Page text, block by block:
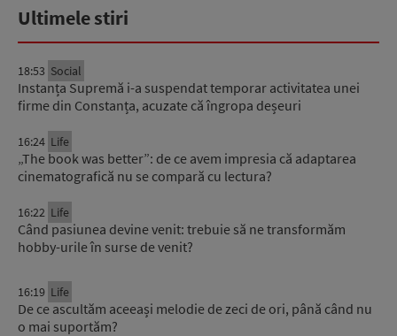
Ultimele stiri
18:53 Social
Instanța Supremă i-a suspendat temporar activitatea unei
firme din Constanța, acuzate că îngropa deșeuri
16:24 Life
„The book was better”: de ce avem impresia că adaptarea
cinematografică nu se compară cu lectura?
16:22 Life
Când pasiunea devine venit: trebuie să ne transformăm
hobby-urile în surse de venit?
16:19 Life
De ce ascultăm aceeași melodie de zeci de ori, până când nu
o mai suportăm?